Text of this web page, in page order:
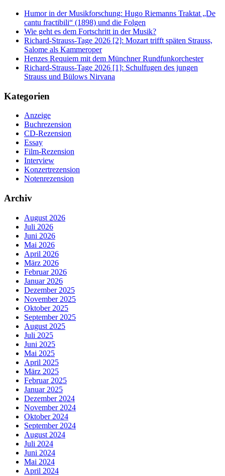
Humor in der Musikforschung: Hugo Riemanns Traktat „De
cantu fractibili“ (1898) und die Folgen
Wie geht es dem Fortschritt in der Musik?
Richard-Strauss-Tage 2026 [2]: Mozart trifft späten Strauss,
Salome als Kammeroper
Henzes Requiem mit dem Münchner Rundfunkorchester
Richard-Strauss-Tage 2026 [1]: Schulfugen des jungen
Strauss und Bülows Nirvana
Kategorien
Anzeige
Buchrezension
CD-Rezension
Essay
Film-Rezension
Interview
Konzertrezension
Notenrezension
Archiv
August 2026
Juli 2026
Juni 2026
Mai 2026
April 2026
März 2026
Februar 2026
Januar 2026
Dezember 2025
November 2025
Oktober 2025
September 2025
August 2025
Juli 2025
Juni 2025
Mai 2025
April 2025
März 2025
Februar 2025
Januar 2025
Dezember 2024
November 2024
Oktober 2024
September 2024
August 2024
Juli 2024
Juni 2024
Mai 2024
April 2024